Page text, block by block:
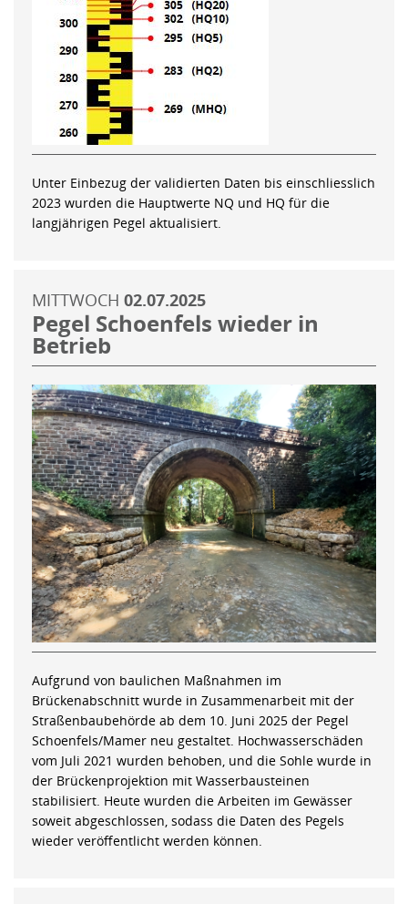
Unter Einbezug der validierten Daten bis einschliesslich
2023 wurden die Hauptwerte NQ und HQ für die
langjährigen Pegel aktualisiert.
MITTWOCH 02.07.2025
Pegel Schoenfels wieder in
Betrieb
Aufgrund von baulichen Maßnahmen im
Brückenabschnitt wurde in Zusammenarbeit mit der
Straßenbaubehörde ab dem 10. Juni 2025 der Pegel
Schoenfels/Mamer neu gestaltet. Hochwasserschäden
vom Juli 2021 wurden behoben, und die Sohle wurde in
der Brückenprojektion mit Wasserbausteinen
stabilisiert. Heute wurden die Arbeiten im Gewässer
soweit abgeschlossen, sodass die Daten des Pegels
wieder veröffentlicht werden können.